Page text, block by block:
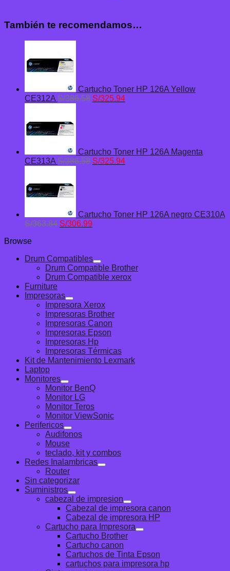
También te recomendamos…
Cartucho Toner HP 126A Yellow
CE312A S/386.58 El
S/325.94El
Cartucho Toner HP 126A Magenta
CE313A S/386.58 El
S/325.94El
Cartucho Toner HP 126A negro CE310A
S/363.84 El
S/363.84.
S/306.99El
S/306.99.
Browse
Drum Compatibles
Drum Compatible Brother
Drum Compatible xerox
Furniture
Impresoras
Impresora Xerox
Impresoras Brother
Impresoras Canon
Impresoras Epson
Impresoras Hp
Impresoras Térmicas
Kit de Mantenimiento Lexmark
Laptop
Monitores
Monitor BenQ
Monitor LG
Monitor Teros
Monitor ViewSonic
Perifericos
Audifonos
Mouse
teclado, kit y combos
Redes Inalambricas
Router
Sin categorizar
Suministros
cabezal de impresion
Cabezal de impresora canon
Cabezal de impresora HP
Cartucho para Impresora
Cartucho Brother
Cartucho canon
Cartuchos de Tinta Epson
cartuchos para impresora hp